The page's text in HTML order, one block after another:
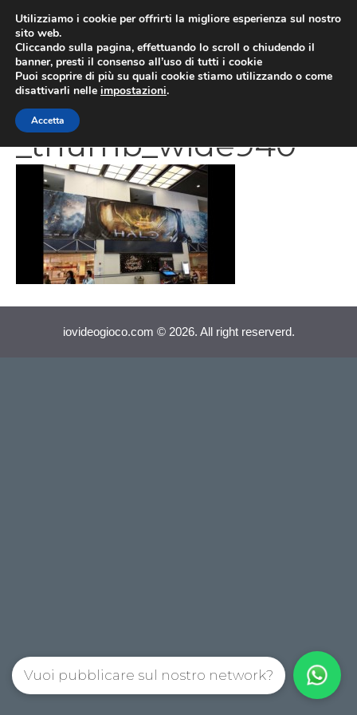
contenuto
screenshot_283780
_thumb_wide940
iovideogioco.com © 2026. All right reserverd.
Utilizziamo i cookie per offrirti la migliore esperienza sul nostro
sito web.
Cliccando sulla pagina, effettuando lo scroll o chiudendo il
banner, presti il consenso all’uso di tutti i cookie
Puoi scoprire di più su quali cookie stiamo utilizzando o come
disattivarli nelle impostazioni.
Accetta
Vuoi pubblicare sul nostro network?